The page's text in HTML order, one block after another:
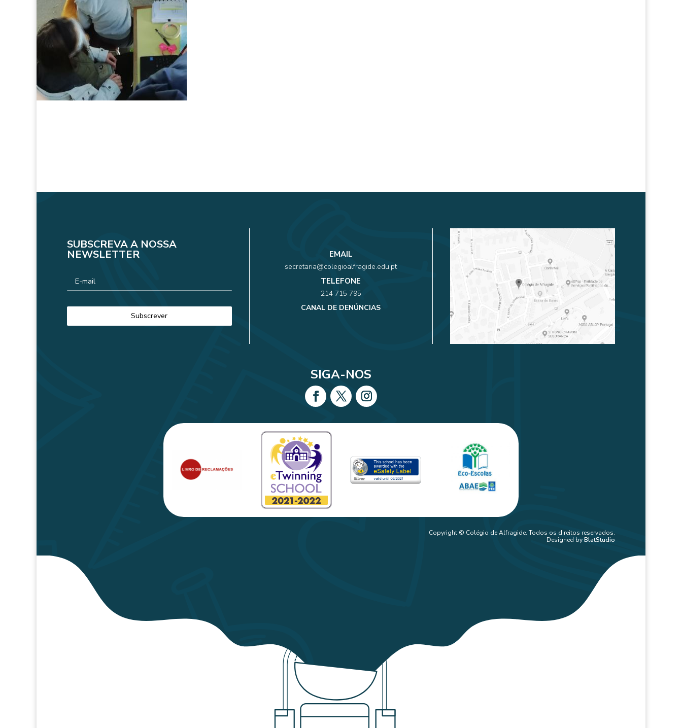
SUBSCREVA A NOSSA
NEWSLETTER EMAIL
secretaria@colegioalfragide.edu.pt
TELEFONE
214 715 795
CANAL DE DENÚNCIAS
SIGA-NOS
Copyright © Colégio de Alfragide. Todos os direitos reservados.
Designed byBlatStudio